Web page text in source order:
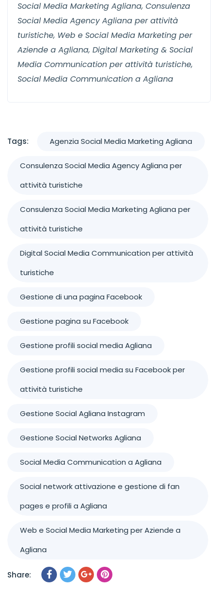
Social Media Marketing Agliana, Consulenza
Social Media Agency Agliana per attività
turistiche, Web e Social Media Marketing per
Aziende a Agliana, Digital Marketing & Social
Media Communication per attività turistiche,
Social Media Communication a Agliana
Tags: Agenzia Social Media Marketing Agliana
Consulenza Social Media Agency Agliana per
attività turistiche
Consulenza Social Media Marketing Agliana per
attività turistiche
Digital Social Media Communication per attività
turistiche
Gestione di una pagina Facebook
Gestione pagina su Facebook
Gestione profili social media Agliana
Gestione profili social media su Facebook per
attività turistiche
Gestione Social Agliana Instagram
Gestione Social Networks Agliana
Social Media Communication a Agliana
Social network attivazione e gestione di fan
pages e profili a Agliana
Web e Social Media Marketing per Aziende a
Agliana
Share: